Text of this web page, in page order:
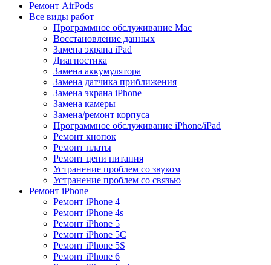
Ремонт AirPods
Все виды работ
Программное обслуживание Mac
Восстановление данных
Замена экрана iPad
Диагностика
Замена аккумулятора
Замена датчика приближения
Замена экрана iPhone
Замена камеры
Замена/ремонт корпуса
Программное обслуживание iPhone/iPad
Ремонт кнопок
Ремонт платы
Ремонт цепи питания
Устранение проблем со звуком
Устранение проблем со связью
Ремонт iPhone
Ремонт iPhone 4
Ремонт iPhone 4s
Ремонт iPhone 5
Ремонт iPhone 5C
Ремонт iPhone 5S
Ремонт iPhone 6